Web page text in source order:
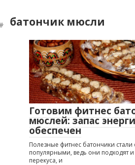
батончик мюсли
Готовим фитнес
мюслей: запас
обеспечен
Полезные фитнес батончики стали
популярными, ведь они подходят
перекуса, и